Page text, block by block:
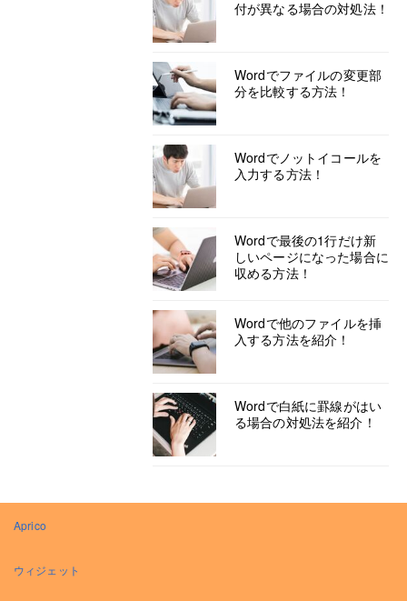
付が異なる場合の対処法！
Wordでファイルの変更部
分を比較する方法！
Wordでノットイコールを
入力する方法！
Wordで最後の1行だけ新
しいページになった場合に
収める方法！
Wordで他のファイルを挿
入する方法を紹介！
Wordで白紙に罫線がはい
る場合の対処法を紹介！
Aprico
ウィジェット